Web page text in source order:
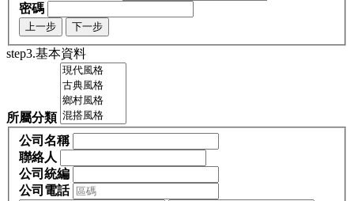
密碼
上一步 下一步
step3.基本資料
所屬分類
公司名稱
聯絡人
公司統編
公司電話